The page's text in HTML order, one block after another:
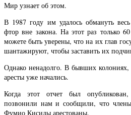
Мир узнает об этом.
В 1987 году им удалось обмануть
фтор вне закона. На этот раз только
можете быть уверены, что на их глав
шантажируют, чтобы заставить их
Однако ненадолго. В бывших
аресты уже начались.
Когда этот отчет был
позвонили нам и сообщили, что члены
Фумио Кисиды арестованы.